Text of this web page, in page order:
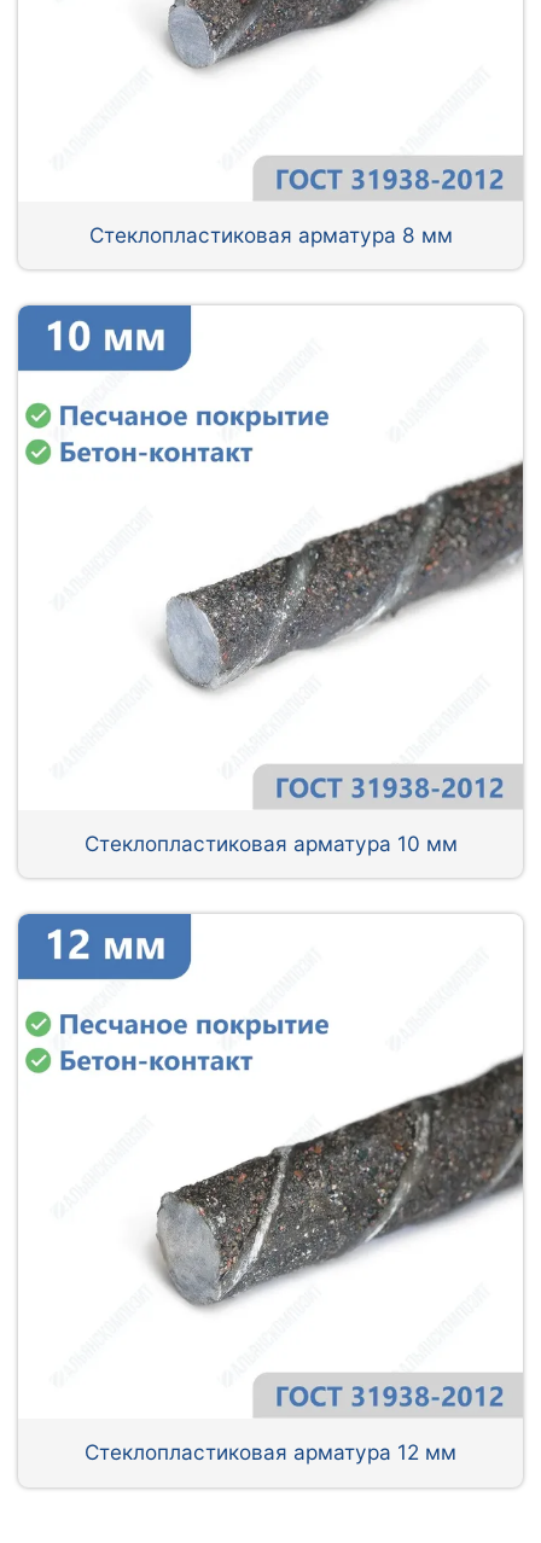
Стеклопластиковая арматура 8 мм
Стеклопластиковая арматура 10 мм
Стеклопластиковая арматура 12 мм